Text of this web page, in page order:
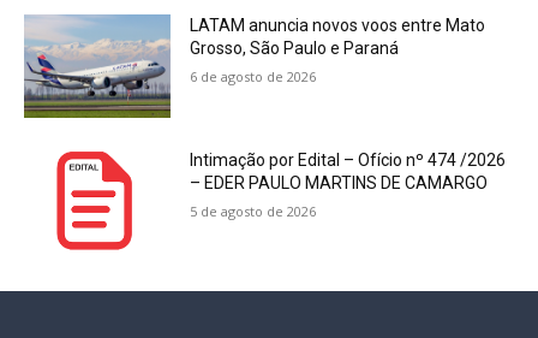
LATAM anuncia novos voos entre Mato
Grosso, São Paulo e Paraná
6 de agosto de 2026
Intimação por Edital – Ofício nº 474 /2026
– EDER PAULO MARTINS DE CAMARGO
5 de agosto de 2026